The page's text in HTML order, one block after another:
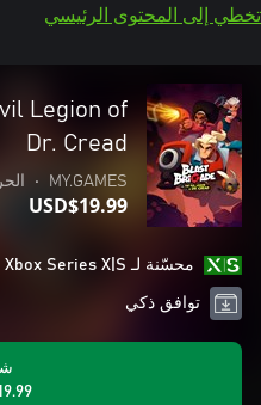
تخطي إلى المحتوى الرئيسي
Legion of
Dr. Cread
MY.GAMES
•
USD$19.99
محسّنة لـ Xbox Series X|S
توافق ذكي